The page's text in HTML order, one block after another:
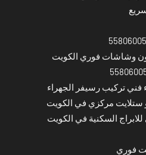
وشاشات فوري الكويت
فني تركيب رسيفر الجهراء
ستلايت مركزي في الكويت
السكنية في الكويت
فوري